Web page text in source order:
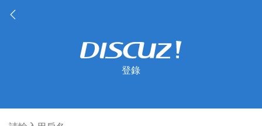
登錄